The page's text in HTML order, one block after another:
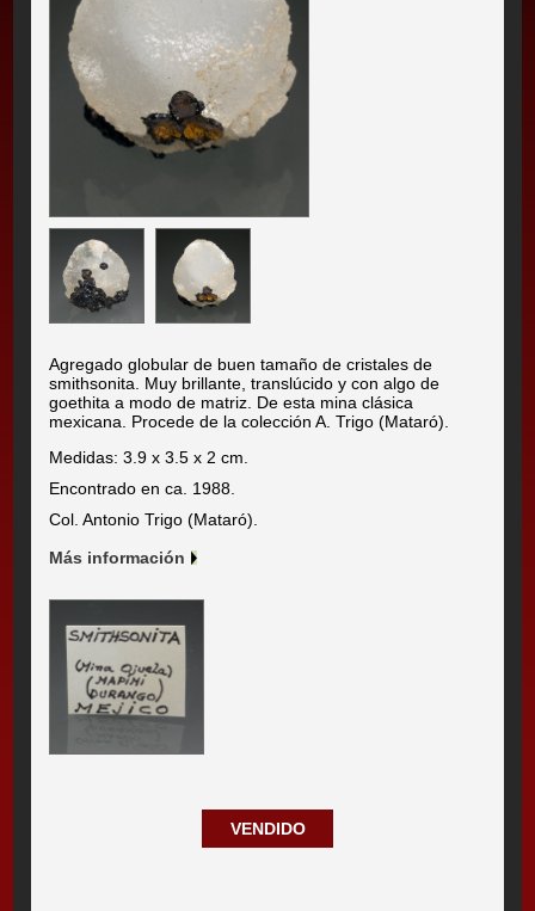
Agregado globular de buen tamaño de cristales de
smithsonita. Muy brillante, translúcido y con algo de
goethita a modo de matriz. De esta mina clásica
mexicana. Procede de la colección A. Trigo (Mataró).
Medidas: 3.9 x 3.5 x 2 cm.
Encontrado en ca. 1988.
Col. Antonio Trigo (Mataró).
Más información
VENDIDO